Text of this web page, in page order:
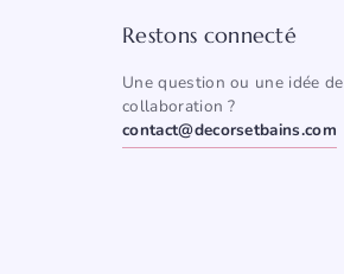
Restons connecté
Une question ou une idée de
collaboration ?
contact@decorsetbains.com